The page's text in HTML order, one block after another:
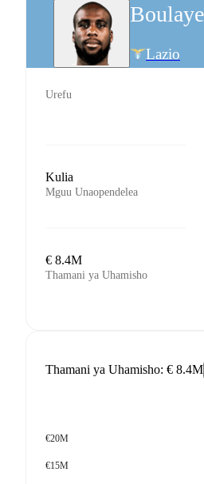
Lazio
Urefu
Kulia
Mguu Unaopendelea
€ 8.4M
Thamani ya Uhamisho
Thamani ya Uhamisho: € 8.4M
€20M
€15M